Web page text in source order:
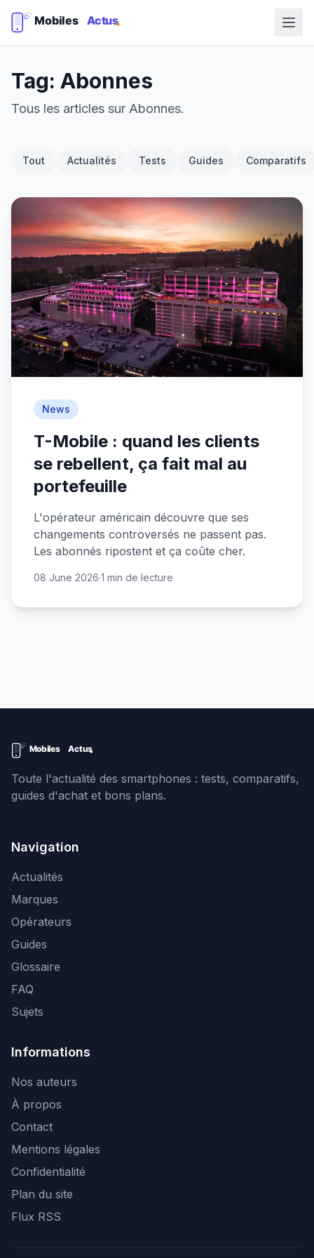
Tag: Abonnes
Tous les articles sur Abonnes.
Tout Actualités Tests Guides Comparatifs
News
T-Mobile : quand les clients
se rebellent, ça fait mal au
portefeuille
L'opérateur américain découvre que ses
changements controversés ne passent pas.
Les abonnés ripostent et ça coûte cher.
08 June 2026·1 min de lecture
Toute l'actualité des smartphones : tests, comparatifs,
guides d'achat et bons plans.
Navigation
Actualités
Marques
Opérateurs
Guides
Glossaire
FAQ
Sujets
Informations
Nos auteurs
À propos
Contact
Mentions légales
Confidentialité
Plan du site
Flux RSS